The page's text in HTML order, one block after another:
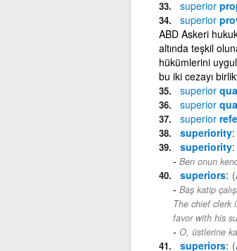
superior
superior
ABD Askeri
altında teşkil
hükümlerini
bu iki cezayı
superior
superior
superior
superiority
superiority
Ben onun
superiors
Baş katip
The chief clerk
favor with his
O, üstlerine
superiors